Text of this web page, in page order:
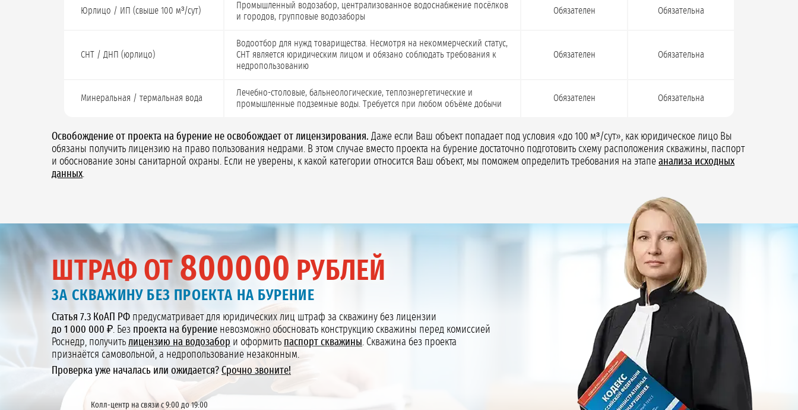
Юрлицо / ИП (свыше 100 м³/сут)
Промышленный водозабор, централизованное водоснабжение посёлков
и городов, групповые водозаборы
Обязателен Обязательна
СНТ / ДНП (юрлицо)
Водоотбор для нужд товарищества. Несмотря на некоммерческий статус,
СНТ является юридическим лицом и обязано соблюдать требования к
недропользованию
Обязателен Обязательна
Минеральная / термальная вода
Лечебно-столовые, бальнеологические, теплоэнергетические и
промышленные подземные воды. Требуется при любом объёме добычи
Обязателен Обязательна
Освобождение от проекта на бурение не освобождает от лицензирования. Даже если Ваш объект попадает под условия «до 100 м³/сут», как юридическое лицо Вы
обязаны получить лицензию на право пользования недрами. В этом случае вместо проекта на бурение достаточно подготовить схему расположения скважины, паспорт
и обоснование зоны санитарной охраны. Если не уверены, к какой категории относится Ваш объект, мы поможем определить требования на этапе анализа исходных
данных.
ШТРАФ ОТ 800000 РУБЛЕЙ
ЗА СКВАЖИНУ БЕЗ ПРОЕКТА НА БУРЕНИЕ
Статья 7.3 КоАП РФ предусматривает для юридических лиц штраф за скважину без лицензии
до 1 000 000 ₽. Без проекта на бурение невозможно обосновать конструкцию скважины перед комиссией
Роснедр, получить лицензию на водозабор и оформить паспорт скважины. Скважина без проекта
признаётся самовольной, а недропользование незаконным.
Проверка уже началась или ожидается? Срочно звоните!
Колл-центр на связи с 9:00 до 19:00